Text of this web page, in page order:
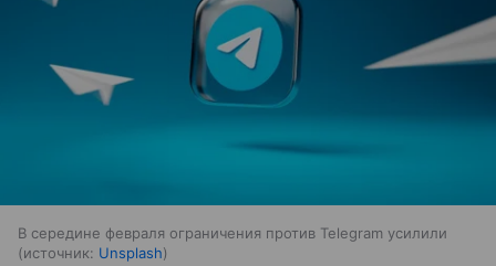
В середине февраля ограничения против Telegram усилили
источник: Unsplash